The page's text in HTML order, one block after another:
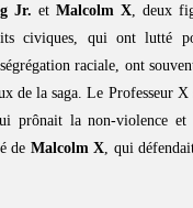
Jr. et Malcolm X , deux
civiques, qui ont lutté
raciale, ont
de la saga. Le Professeur
prônait la non-violence
de Malcolm X , qui